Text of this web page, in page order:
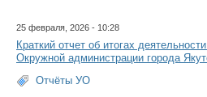
25 февраля, 2026 - 10:28
Краткий отчет об итогах
Окружной администрации города
Отчёты УО